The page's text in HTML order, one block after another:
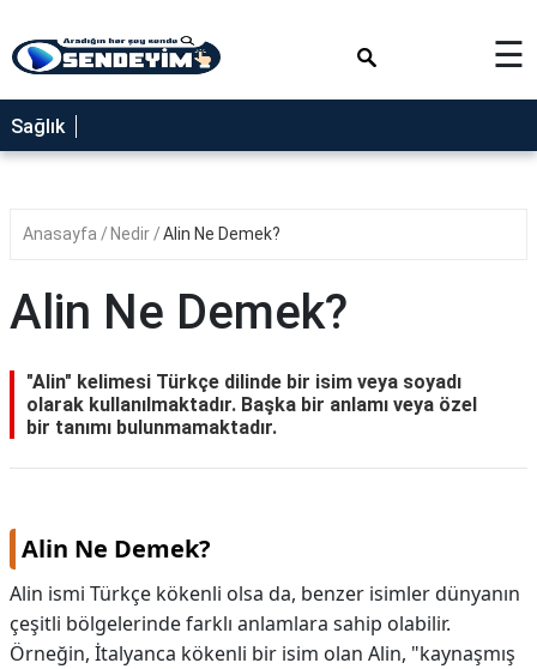
SAĞLIK
NEDİR
YEMEK
RÜYA
GEZİLECEK
YERLER
☰
Sağlık
Anasayfa Nedir Alin Ne Demek?
Alin Ne Demek?
"Alin" kelimesi Türkçe dilinde bir isim veya soyadı
olarak kullanılmaktadır. Başka bir anlamı veya özel
bir tanımı bulunmamaktadır.
Alin Ne Demek?
Alin ismi Türkçe kökenli olsa da, benzer isimler dünyanın
çeşitli bölgelerinde farklı anlamlara sahip olabilir.
Örneğin, İtalyanca kökenli bir isim olan Alin, "kaynaşmış